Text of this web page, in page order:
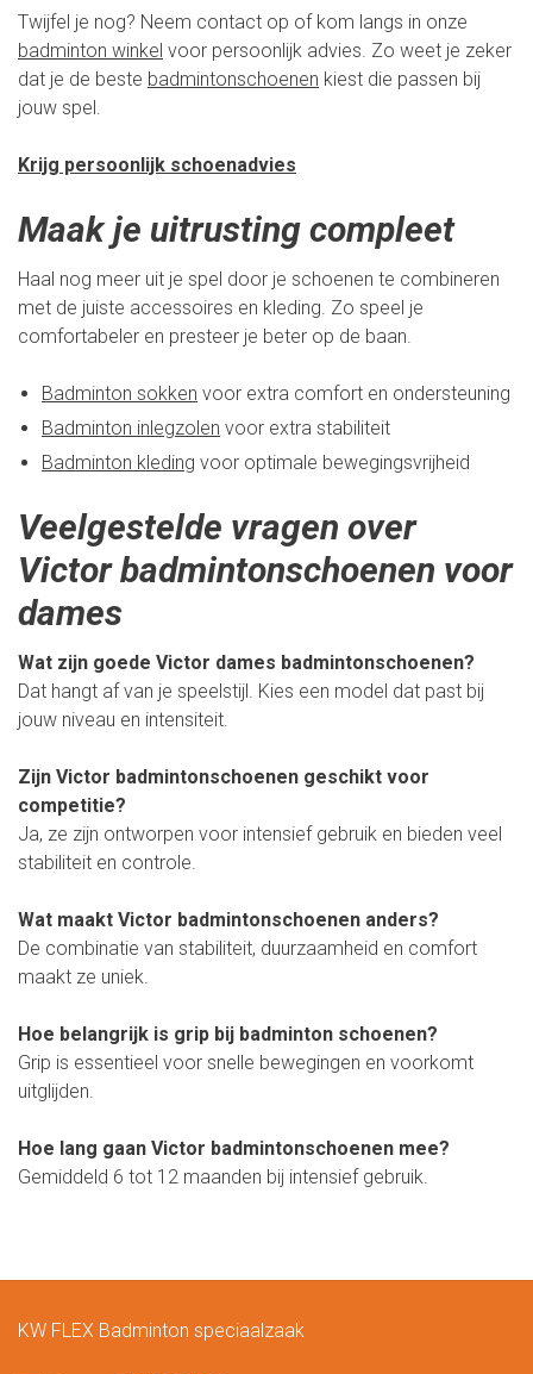
Twijfel je nog? Neem contact op of kom langs in onze
badminton winkel voor persoonlijk advies. Zo weet je zeker
dat je de beste badmintonschoenen kiest die passen bij
jouw spel.
Krijg persoonlijk schoenadvies
Maak je uitrusting compleet
Haal nog meer uit je spel door je schoenen te combineren
met de juiste accessoires en kleding. Zo speel je
comfortabeler en presteer je beter op de baan.
Badminton sokken voor extra comfort en ondersteuning
Badminton inlegzolen voor extra stabiliteit
Badminton kleding voor optimale bewegingsvrijheid
Veelgestelde vragen over
Victor badmintonschoenen voor
dames
Wat zijn goede Victor dames badmintonschoenen?
Dat hangt af van je speelstijl. Kies een model dat past bij
jouw niveau en intensiteit.
Zijn Victor badmintonschoenen geschikt voor
competitie?
Ja, ze zijn ontworpen voor intensief gebruik en bieden veel
stabiliteit en controle.
Wat maakt Victor badmintonschoenen anders?
De combinatie van stabiliteit, duurzaamheid en comfort
maakt ze uniek.
Hoe belangrijk is grip bij badminton schoenen?
Grip is essentieel voor snelle bewegingen en voorkomt
uitglijden.
Hoe lang gaan Victor badmintonschoenen mee?
Gemiddeld 6 tot 12 maanden bij intensief gebruik.
KW FLEX Badminton speciaalzaak